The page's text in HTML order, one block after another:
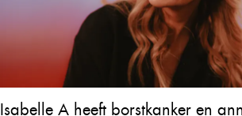
Isabelle A heeft borstkanker en